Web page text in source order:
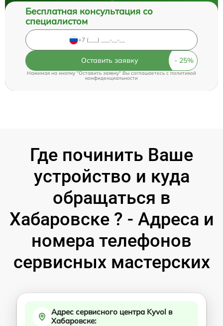
Бесплатная консультация со
специалистом
Оставить заявку
Нажимая на кнопку "Оставить заявку" Вы соглашаетесь cполитикой
конфиденциальности
Где починить Ваше
устройство и куда
обращаться в
Хабаровске ? - Адреса и
номера телефонов
сервисных мастерских
Адрес сервисного центра Kyvol в
Хабаровске: